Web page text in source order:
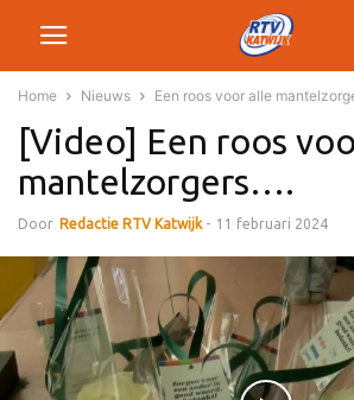
Home Nieuws Een roos voor alle
[Video] Een roos
mantelzorgers….
Door Redactie RTV Katwijk - 11 februari 2024